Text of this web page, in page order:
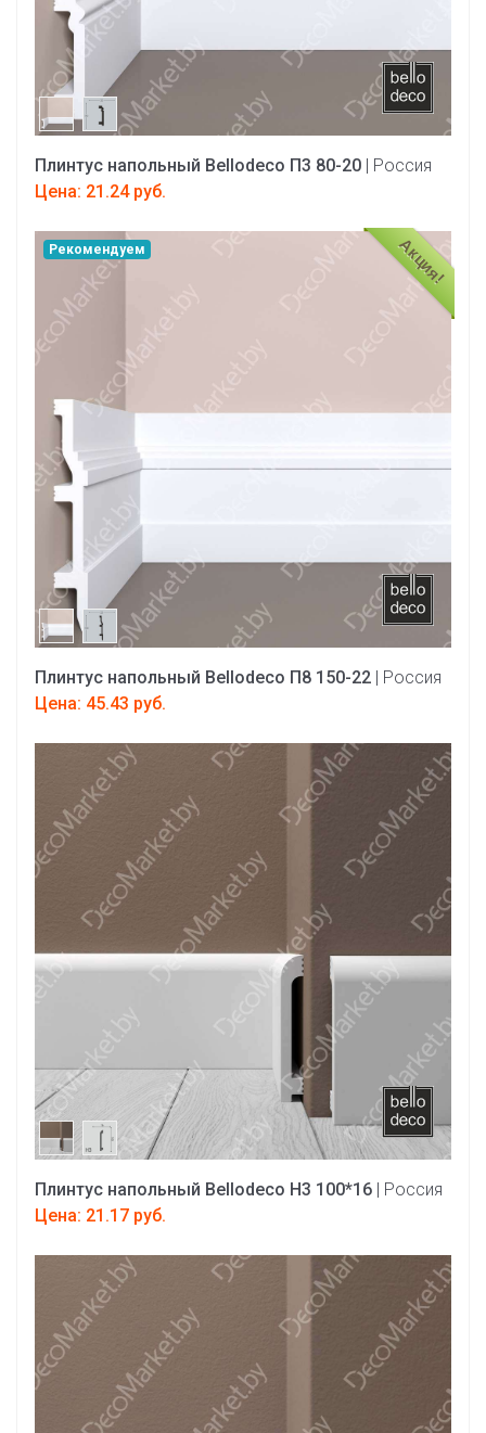
Плинтус напольный Bellodeco П3 80-20
| Россия
Цена: 21.24 руб.
Акция!
Рекомендуем
Плинтус напольный Bellodeco П8 150-22
| Россия
Цена: 45.43 руб.
Плинтус напольный Bellodeco Н3 100*16
| Россия
Цена: 21.17 руб.